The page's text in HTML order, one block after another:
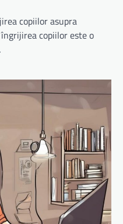
copiilor asupra
copiilor este o